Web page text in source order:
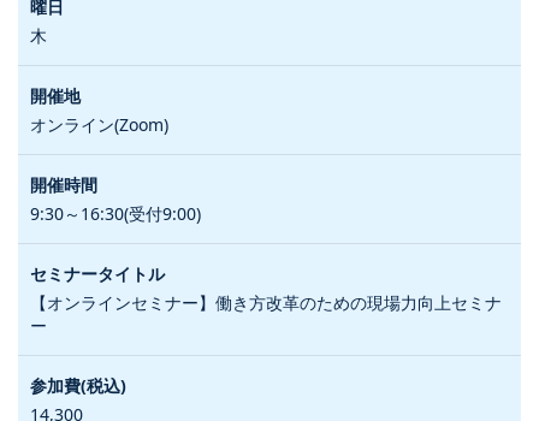
木
オンライン(Zoom)
9:30～16:30(受付9:00)
【オンラインセミナー】働き方改革のための現場力向上セミナ
ー
14,300